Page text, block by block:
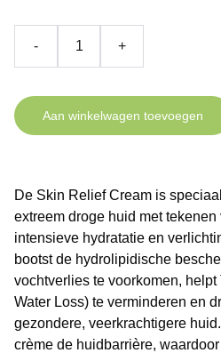
- +
Aan winkelwagen toevoegen
De Skin Relief Cream is
extreem droge huid met
intensieve hydratatie en
bootst de hydrolipidische
vochtverlies te voorkomen, helpt
Water Loss) te verminderen en
gezondere, veerkrachtigere
crème de huidbarrière,